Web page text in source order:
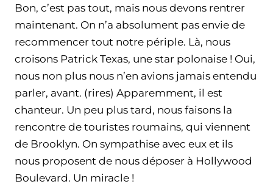
Bon, c’est pas tout, mais nous devons rentrer
maintenant. On n’a absolument pas envie de
recommencer tout notre périple. Là, nous
croisons Patrick Texas, une star polonaise ! Oui,
nous non plus nous n’en avions jamais entendu
parler, avant. (rires) Apparemment, il est
chanteur. Un peu plus tard, nous faisons la
rencontre de touristes roumains, qui viennent
de Brooklyn. On sympathise avec eux et ils
nous proposent de nous déposer à Hollywood
Boulevard. Un miracle !